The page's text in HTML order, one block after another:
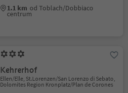
1.1 km od Toblach/Dobbiaco
centrum
Kehrerhof
Ellen/Elle, St.Lorenzen/San Lorenzo di Sebato,
Dolomites Region Kronplatz/Plan de Corones